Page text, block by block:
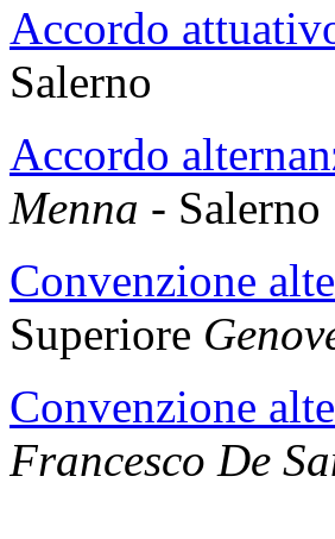
Accordo
Salerno
Accordo
Menna - Salerno
Convenzione
Superiore
Convenzione
Francesco De